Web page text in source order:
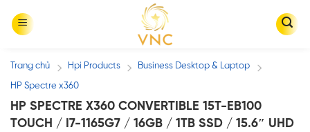
Trang chủ / Hpi Products / Business Desktop & Laptop /
HP Spectre x360
HP SPECTRE X360 CONVERTIBLE 15T-EB100
TOUCH / I7-1165G7 / 16GB / 1TB SSD / 15.6″ UHD